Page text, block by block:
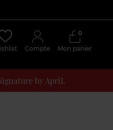
Compte Mon panier
0
by ApriL